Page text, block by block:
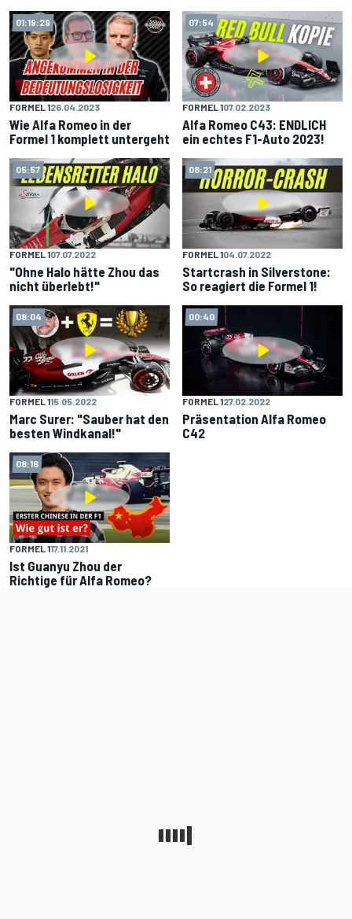
01:19:29
FORMEL 126.04.2023
Wie Alfa Romeo in der
Formel 1 komplett untergeht
07:54
FORMEL 107.02.2023
Alfa Romeo C43: ENDLICH
ein echtes F1-Auto 2023!
05:57
FORMEL 107.07.2022
"Ohne Halo hätte Zhou das
nicht überlebt!"
08:21
FORMEL 104.07.2022
Startcrash in Silverstone:
So reagiert die Formel 1!
08:04
FORMEL 115.05.2022
Marc Surer: "Sauber hat den
besten Windkanal!"
00:40
FORMEL 127.02.2022
Präsentation Alfa Romeo
C42
08:16
FORMEL 117.11.2021
Ist Guanyu Zhou der
Richtige für Alfa Romeo?